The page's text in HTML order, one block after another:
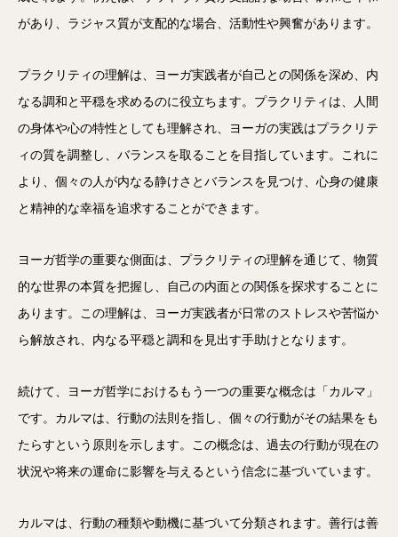
があり、ラジャス質が支配的な場合、活動性や興奮があります。
プラクリティの理解は、ヨーガ実践者が自己との関係を深め、内
なる調和と平穏を求めるのに役立ちます。プラクリティは、人間
の身体や心の特性としても理解され、ヨーガの実践はプラクリテ
ィの質を調整し、バランスを取ることを目指しています。これに
より、個々の人が内なる静けさとバランスを見つけ、心身の健康
と精神的な幸福を追求することができます。
ヨーガ哲学の重要な側面は、プラクリティの理解を通じて、物質
的な世界の本質を把握し、自己の内面との関係を探求することに
あります。この理解は、ヨーガ実践者が日常のストレスや苦悩か
ら解放され、内なる平穏と調和を見出す手助けとなります。
続けて、ヨーガ哲学におけるもう一つの重要な概念は「カルマ」
です。カルマは、行動の法則を指し、個々の行動がその結果をも
たらすという原則を示します。この概念は、過去の行動が現在の
状況や将来の運命に影響を与えるという信念に基づいています。
カルマは、行動の種類や動機に基づいて分類されます。善行は善